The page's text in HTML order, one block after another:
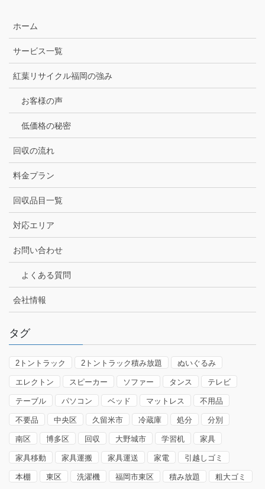
ホーム
サービス一覧
紅葉リサイクル福岡の強み
お客様の声
低価格の秘密
回収の流れ
料金プラン
回収品目一覧
対応エリア
お問い合わせ
よくある質問
会社情報
タグ
2トントラック 2トントラック積み放題 ぬいぐるみ
エレクトン スピーカー ソファー タンス テレビ
テーブル パソコン ベッド マットレス 不用品
不要品 中央区 久留米市 冷蔵庫 処分 分別
南区 博多区 回収 大野城市 学習机 家具
家具移動 家具運搬 家具運送 家電 引越しゴミ
本棚 東区 洗濯機 福岡市東区 積み放題 粗大ゴミ